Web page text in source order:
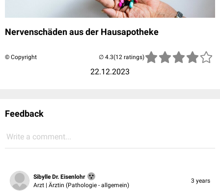
Nervenschäden aus der Hausapotheke
© Copyright
22.12.2023
(12 ratings)
Feedback
Write a comment...
Sibylle Dr. Eisenlohr
Arzt | Ärztin (Pathologie - allgemein)
3 years